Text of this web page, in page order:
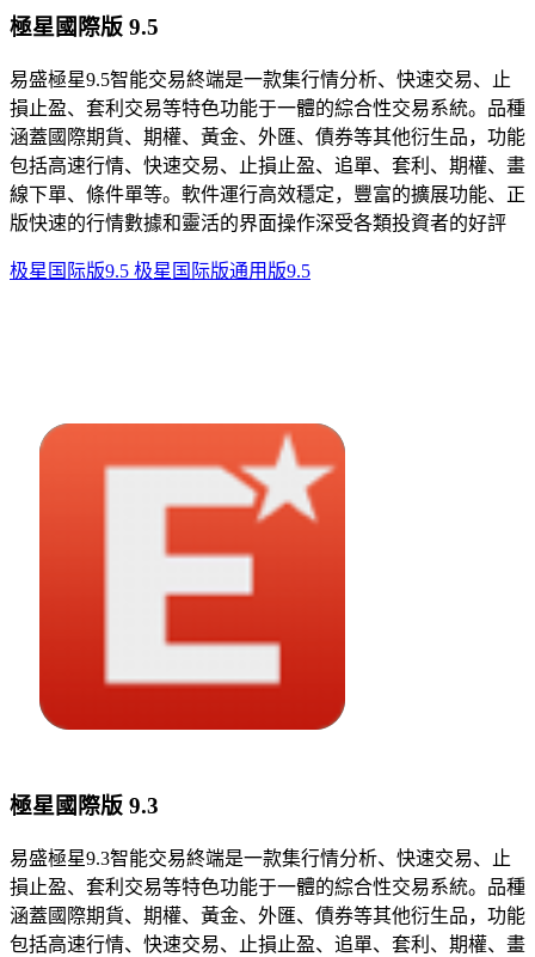
極星國際版 9.5
易盛極星9.5智能交易終端是一款集行情分析、快速交易、止
損止盈、套利交易等特色功能于一體的綜合性交易系統。品種
涵蓋國際期貨、期權、黃金、外匯、債券等其他衍生品，功能
包括高速行情、快速交易、止損止盈、追單、套利、期權、畫
線下單、條件單等。軟件運行高效穩定，豐富的擴展功能、正
版快速的行情數據和靈活的界面操作深受各類投資者的好評
极星国际版9.5 极星国际版通用版9.5
極星國際版 9.3
易盛極星9.3智能交易終端是一款集行情分析、快速交易、止
損止盈、套利交易等特色功能于一體的綜合性交易系統。品種
涵蓋國際期貨、期權、黃金、外匯、債券等其他衍生品，功能
包括高速行情、快速交易、止損止盈、追單、套利、期權、畫